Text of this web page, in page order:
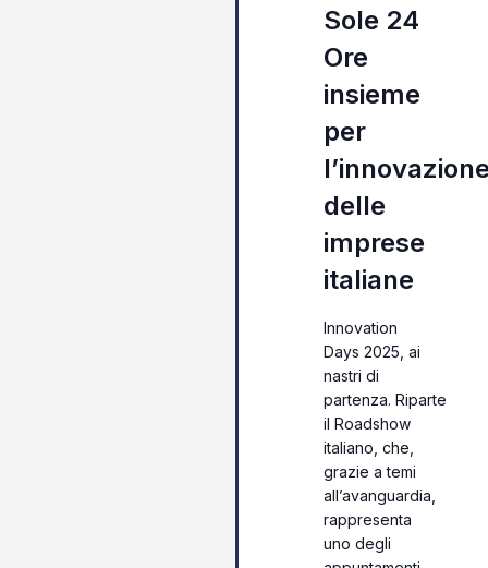
Sole 24
Ore
insieme
per
delle
imprese
italiane
Innovation
Days 2025, ai
nastri di
partenza. Riparte
il Roadshow
italiano, che,
grazie a temi
all’avanguardia,
rappresenta
uno degli